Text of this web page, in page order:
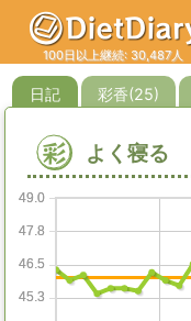
100日以上継続: 30,487人
日記 彩香(25)
彩 よく寝る
45.3
46.5
47.8
49.0
45.3
46.5
47.8
49.0